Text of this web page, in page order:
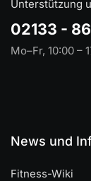
Unterstützung
02133 -
Mo–Fr, 10:00 –
News und
Fitness-Wiki